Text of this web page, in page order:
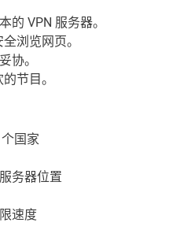
的 VPN 服务器。
浏览网页。
协。
节目。
国家
务器位置
速度